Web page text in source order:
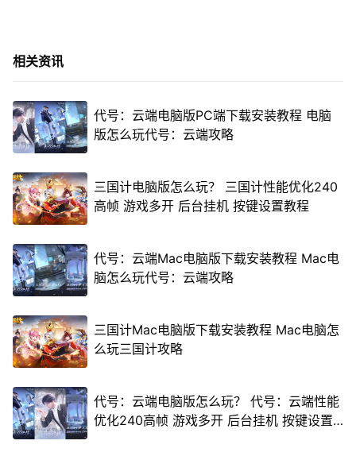
相关资讯
代号：云端电脑版PC端下载安装教程 电脑
版怎么玩代号：云端攻略
三国计电脑版怎么玩？ 三国计性能优化240
高帧 游戏多开 后台挂机 按键设置教程
代号：云端Mac电脑版下载安装教程 Mac电
脑怎么玩代号：云端攻略
三国计Mac电脑版下载安装教程 Mac电脑怎
么玩三国计攻略
代号：云端电脑版怎么玩？ 代号：云端性能
优化240高帧 游戏多开 后台挂机 按键设置